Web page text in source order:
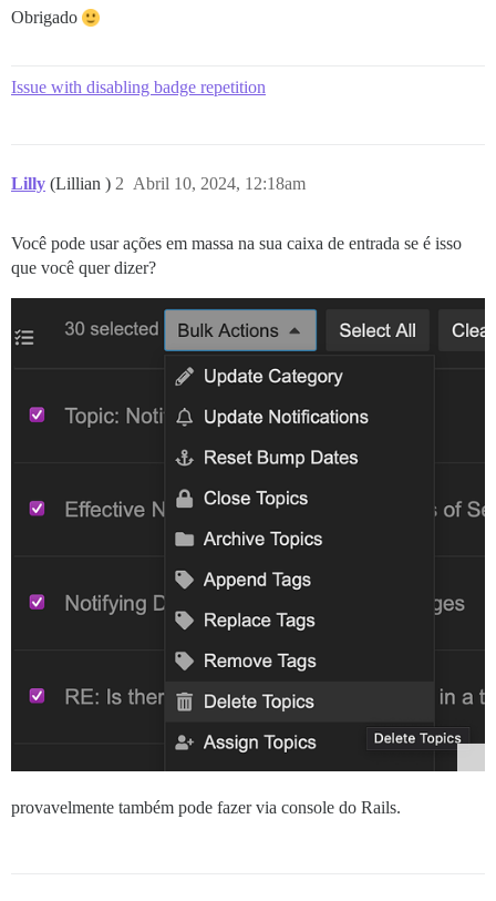
Obrigado
Issue with disabling badge repetition
Lilly (Lillian ) Abril 10, 2024, 12:18am
2
Você pode usar ações em massa na sua caixa de entrada se é isso
que você quer dizer?
provavelmente também pode fazer via console do Rails.